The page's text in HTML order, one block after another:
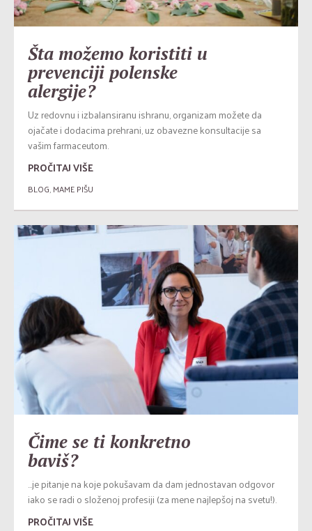
Šta možemo koristiti u
prevenciji polenske
alergije?
Uz redovnu i izbalansiranu ishranu, organizam možete da
ojačate i dodacima prehrani, uz obavezne konsultacije sa
vašim farmaceutom.
PROČITAJ VIŠE
BLOG,MAME PIŠU
Čime se ti konkretno
baviš?
…je pitanje na koje pokušavam da dam jednostavan odgovor
iako se radi o složenoj profesiji (za mene najlepšoj na svetu!).
PROČITAJ VIŠE